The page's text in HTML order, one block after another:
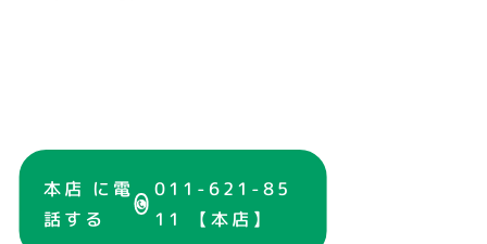
本店 に電
話する
011-621-85
11 【本店】